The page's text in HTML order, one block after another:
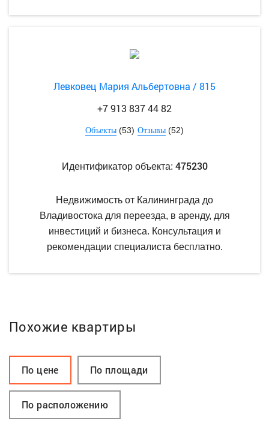
Левковец Мария Альбертовна / 815
+7 913 837 44 82
Объекты (53) Отзывы (52)
Идентификатор объекта: 475230
Недвижимость от Калининграда до
Владивостока для переезда, в аренду, для
инвестиций и бизнеса. Консультация и
рекомендации специалиста бесплатно.
Похожие квартиры
По цене По площади
По расположению